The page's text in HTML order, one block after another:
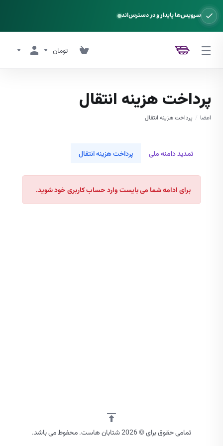
سرویس‌ها پایدار و در دسترس‌اند
تومان
پرداخت هزینه انتقال
اعضا پرداخت هزینه انتقال
تمدید دامنه ملی پرداخت هزینه انتقال
برای ادامه شما می بایست وارد حساب کاربری خود شوید.
تمامی حقوق برای © 2026 شتابان هاست. محفوط می باشد.